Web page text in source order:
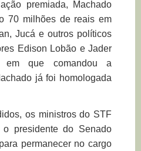
premiada, Machado
70 milhões de reais em
Jucá e outros políticos
Edison Lobão e Jader
em que comandou a
já foi homologada
os ministros do STF
presidente do Senado
permanecer no cargo